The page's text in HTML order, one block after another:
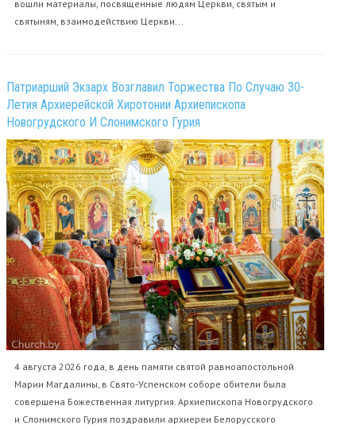
вошли материалы, посвященные людям Церкви, святым и
святыням, взаимодействию Церкви...
Патриарший Экзарх Возглавил Торжества По Случаю 30-
Летия Архиерейской Хиротонии Архиепископа
Новогрудского И Слонимского Гурия
4 августа 2026 года, в день памяти святой равноапостольной
Марии Магдалины, в Свято-Успенском соборе обители была
совершена Божественная литургия. Архиепископа Новогрудского
и Слонимского Гурия поздравили архиереи Белорусского